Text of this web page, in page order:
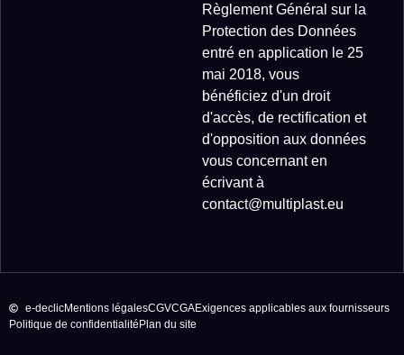
Règlement Général sur la
Protection des Données
entré en application le 25
mai 2018, vous
bénéficiez d'un droit
d'accès, de rectification et
d'opposition aux données
vous concernant en
écrivant à
contact@multiplast.eu
e-declicMentions légalesCGVCGAExigences applicables aux fournisseurs
Politique de confidentialité Plan du site